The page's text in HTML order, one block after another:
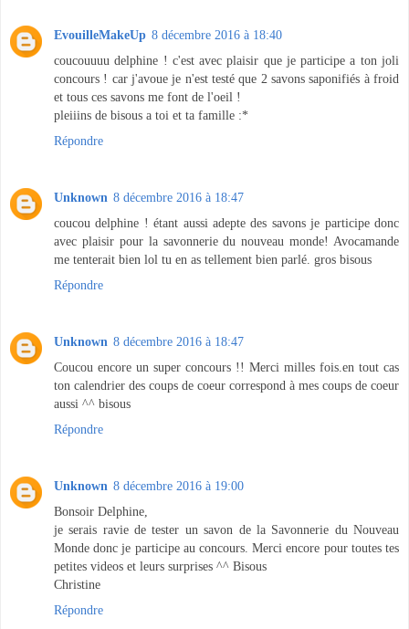
EvouilleMakeUp 8 décembre 2016 à 18:40
coucouuuu delphine ! c'est avec plaisir que je participe a ton joli
concours ! car j'avoue je n'est testé que 2 savons saponifiés à froid
et tous ces savons me font de l'oeil !
pleiiins de bisous a toi et ta famille :*
Répondre
Unknown 8 décembre 2016 à 18:47
coucou delphine ! étant aussi adepte des savons je participe donc
avec plaisir pour la savonnerie du nouveau monde! Avocamande
me tenterait bien lol tu en as tellement bien parlé. gros bisous
Répondre
Unknown 8 décembre 2016 à 18:47
Coucou encore un super concours !! Merci milles fois.en tout cas
ton calendrier des coups de coeur correspond à mes coups de coeur
aussi ^^ bisous
Répondre
Unknown 8 décembre 2016 à 19:00
Bonsoir Delphine,
je serais ravie de tester un savon de la Savonnerie du Nouveau
Monde donc je participe au concours. Merci encore pour toutes tes
petites videos et leurs surprises ^^ Bisous
Christine
Répondre